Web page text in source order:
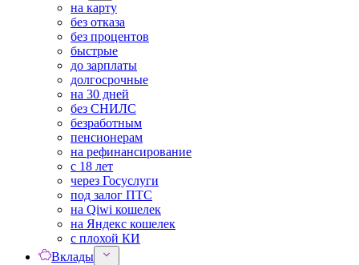
на карту
без отказа
без процентов
быстрые
до зарплаты
долгосрочные
на 30 дней
без СНИЛС
безработным
пенсионерам
на рефинансирование
с 18 лет
через Госуслуги
под залог ПТС
на Qiwi кошелек
на Яндекс кошелек
с плохой КИ
Вклады